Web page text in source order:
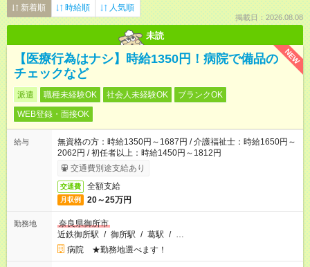
新着順 時給順 人気順
掲載日：2026.08.08
未読
NEW
【医療行為はナシ】時給1350円！病院で備品の
チェックなど
派遣 職種未経験OK 社会人未経験OK
ブランクOK
WEB登録・面接OK
給与
無資格の方：時給1350円～1687円 / 介護福祉士：時給1650円～
2062円 / 初任者以上：時給1450円～1812円
交通費別途支給あり
交通費 全額支給
月収例 20～25万円
勤務地
奈良県御所市
近鉄御所駅 / 御所駅 / 葛駅 / …
病院 ★勤務地選べます！